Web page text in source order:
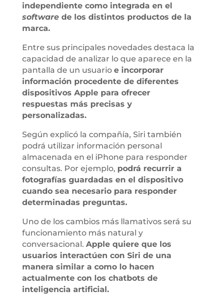
independiente como integrada en el
software de los distintos productos de la
marca.
Entre sus principales novedades destaca la
capacidad de analizar lo que aparece en la
pantalla de un usuario e incorporar
información procedente de diferentes
dispositivos Apple para ofrecer
respuestas más precisas y
personalizadas.
Según explicó la compañía, Siri también
podrá utilizar información personal
almacenada en el iPhone para responder
consultas. Por ejemplo, podrá recurrir a
fotografías guardadas en el dispositivo
cuando sea necesario para responder
determinadas preguntas.
Uno de los cambios más llamativos será su
funcionamiento más natural y
conversacional. Apple quiere que los
usuarios interactúen con Siri de una
manera similar a como lo hacen
actualmente con los chatbots de
inteligencia artificial.